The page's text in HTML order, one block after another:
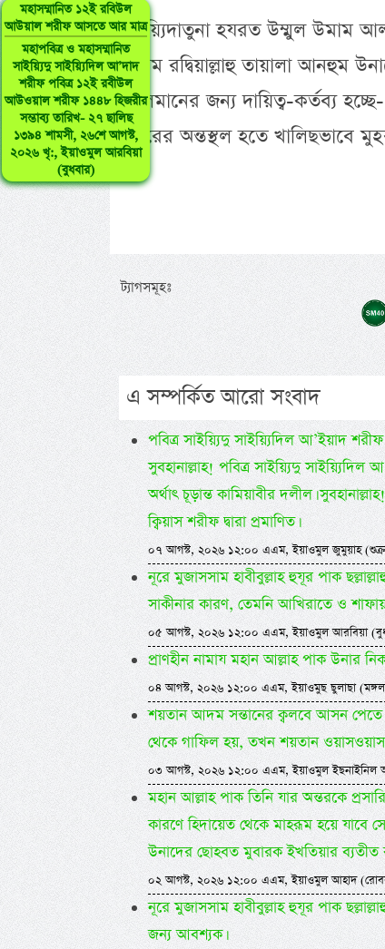
মহাসম্মানিত ১২ই রবিউল
আউয়াল শরীফ আসতে আর মাত্র
মহাপবিত্র ও মহাসম্মানিত
সাইয়্যিদু সাইয়্যিদিল আ’দাদ
শরীফ পবিত্র ১২ই রবীউল
আউওয়াল শরীফ ১৪৪৮ হিজরীর
সম্ভাব্য তারিখ- ২৭ ছালিছ
১৩৯৪ শামসী, ২৬শে আগস্ট,
২০২৬ খৃ:, ইয়াওমুল আরবিয়া
(বুধবার)
সাইয়্যিদাতুনা হযরত উম্মুল উমাম
কিরাম রদ্বিয়াল্লাহু তায়ালা আনহুম
মুসলমানের জন্য দায়িত্ব-কর্তব্য
অন্তরের অন্তস্থল হতে খালিছভাবে
ট্যাগসমূহঃ
এ সম্পর্কিত আরো সংবাদ
পবিত্র সাইয়্যিদু সাইয়্যিদিল আ’ইয়াদ শরীফ
সুবহানাল্লাহ! পবিত্র সাইয়্যিদু
অর্থাৎ চূড়ান্ত কামিয়াবীর দলীল।
ক্বিয়াস শরীফ দ্বারা প্রমাণিত।
০৭ আগস্ট, ২০২৬ ১২:০০ এএম, ইয়াওমুল জুমুয়াহ
নূরে মুজাসসাম হাবীবুল্লাহ হুযূর পাক
সাকীনার কারণ, তেমনি আখিরাতে ও
০৫ আগস্ট, ২০২৬ ১২:০০ এএম, ইয়াওমুল আরবিয়া
প্রাণহীন নামায মহান আল্লাহ পাক উনার
০৪ আগস্ট, ২০২৬ ১২:০০ এএম, ইয়াওমুছ ছুলাছা
শয়তান আদম সন্তানের ক্বলবে আসন পেতে
থেকে গাফিল হয়, তখন শয়তান ওয়াসওয়াসা
০৩ আগস্ট, ২০২৬ ১২:০০ এএম, ইয়াওমুল ইছনাইনিল
মহান আল্লাহ পাক তিনি যার অন্তরকে
কারণে হিদায়েত থেকে মাহরূম হয়ে যাবে
উনাদের ছোহবত মুবারক ইখতিয়ার
০২ আগস্ট, ২০২৬ ১২:০০ এএম, ইয়াওমুল আহাদ
নূরে মুজাসসাম হাবীবুল্লাহ হুযূর পাক
জন্য আবশ্যক।